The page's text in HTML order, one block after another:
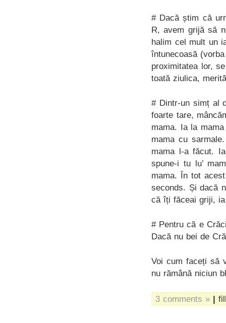
# Dacă știm că
R, avem grijă să
halim cel mult un
întunecoasă
proximitatea lor,
toată ziulica,
# Dintr-un simț al
foarte tare,
mama. Ia la
mama cu
mama l-a făcut.
spune-i tu lu’
mama. În tot
seconds. Și dacă
că îți făceai griji,
# Pentru că e
Dacă nu bei de
Voi cum faceți să
nu rămână niciun
3 comments » |